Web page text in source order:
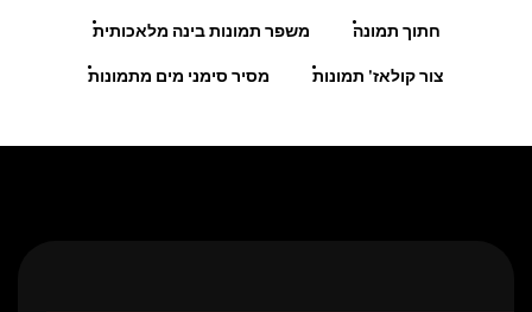
משפר תמונות בינה מלאכותית חתוך תמונה
מסיר סימני מים מתמונות צור קולאז' תמונות